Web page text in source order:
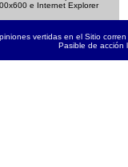
e Internet Explorer
vertidas en el Sitio
Pasible de acción